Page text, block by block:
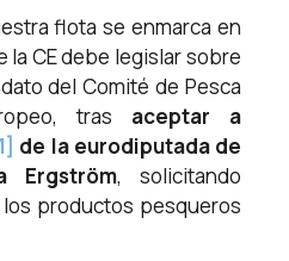
flota se enmarca en
la CE debe legislar sobre
del Comité de Pesca
tras aceptar a
de la eurodiputada de
Ergström, solicitando
productos pesqueros